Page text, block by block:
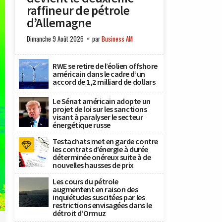
raffineur de pétrole
d’Allemagne
Dimanche 9 Août 2026 parBusiness AM
RWE se retire de l’éolien offshore
américain dans le cadre d’un
accord de 1,2 milliard de dollars
Le Sénat américain adopte un
projet de loi sur les sanctions
visant à paralyser le secteur
énergétique russe
Testachats met en garde contre
les contrats d’énergie à durée
déterminée onéreux suite à de
nouvelles hausses de prix
Les cours du pétrole
augmentent en raison des
inquiétudes suscitées par les
restrictions envisagées dans le
détroit d’Ormuz